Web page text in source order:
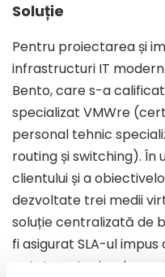
Soluție
Pentru proiectarea și
infrastructuri IT
Bento, care s-a
specializat VMWre
personal tehnic
routing și switching). În
clientului și a
dezvoltate trei medii
soluție centralizată de
fi asigurat SLA-ul
optat pentru